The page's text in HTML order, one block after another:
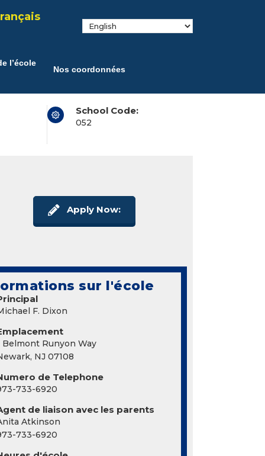
l’école
Nos coordonnées
School Code:
052
Apply Now:
sur l'école
F. Dixon
Belmont Runyon Way
NJ 07108
de Telephone
733-6920
de liaison avec les parents
Atkinson
733-6920